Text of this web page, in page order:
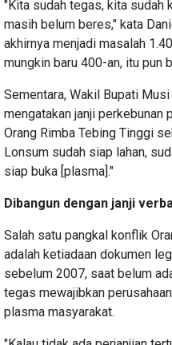
"Kita sudah tegas, kita sudah
masih belum beres," kata
akhirnya menjadi masalah
mungkin baru 400-an, itu pun
Sementara, Wakil Bupati
mengatakan janji perkebunan
Orang Rimba Tebing Tinggi
Lonsum sudah siap lahan,
siap buka [plasma]."
Dibangun dengan janji
Salah satu pangkal konflik
adalah ketiadaan dokumen
sebelum 2007, saat belum
tegas mewajibkan
plasma masyarakat.